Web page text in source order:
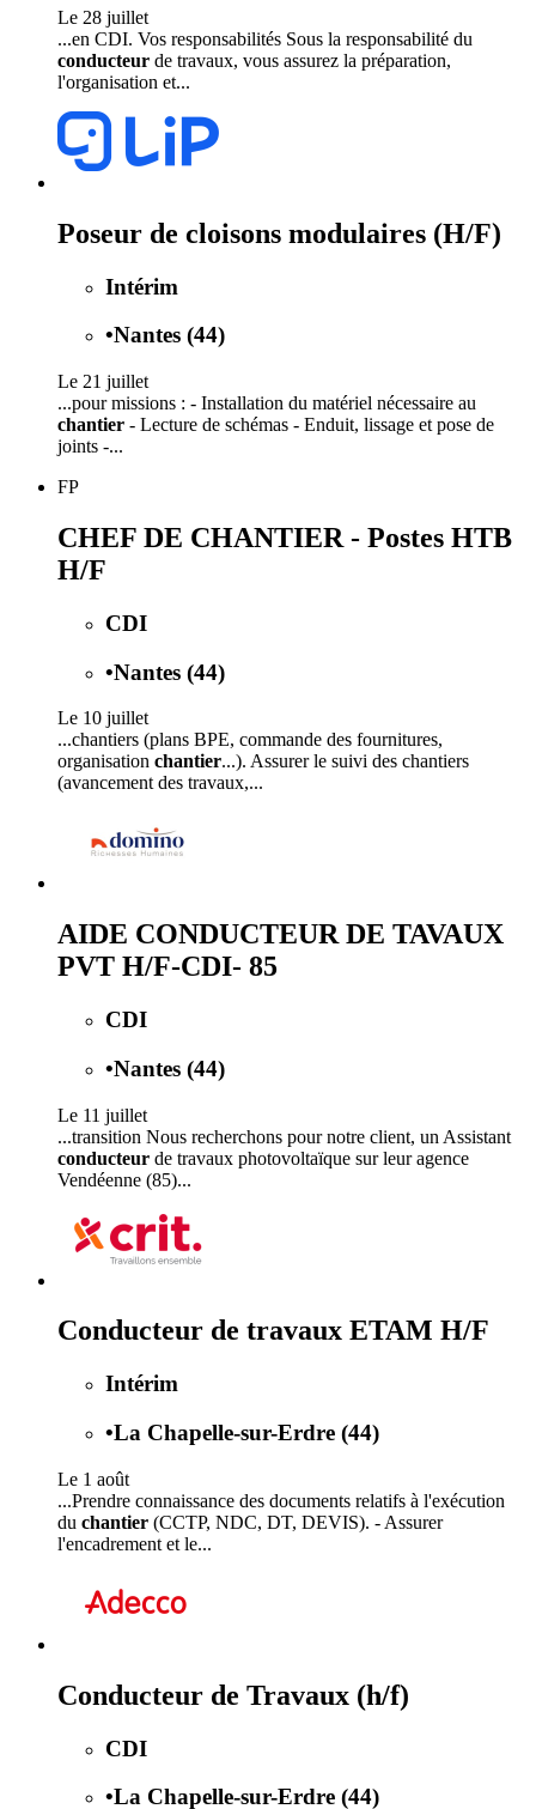
Le 28 juillet
...en CDI. Vos responsabilités Sous la responsabilité du
conducteur de travaux, vous assurez la préparation,
l'organisation et...
Poseur de cloisons modulaires (H/F)
Intérim
•Nantes (44)
Le 21 juillet
...pour missions : - Installation du matériel nécessaire au
chantier - Lecture de schémas - Enduit, lissage et pose de
joints -...
FP
CHEF DE CHANTIER - Postes HTB
H/F
CDI
•Nantes (44)
Le 10 juillet
...chantiers (plans BPE, commande des fournitures,
organisation chantier...). Assurer le suivi des chantiers
(avancement des travaux,...
AIDE CONDUCTEUR DE TAVAUX
PVT H/F-CDI- 85
CDI
•Nantes (44)
Le 11 juillet
...transition Nous recherchons pour notre client, un Assistant
conducteur de travaux photovoltaïque sur leur agence
Vendéenne (85)...
Conducteur de travaux ETAM H/F
Intérim
•La Chapelle-sur-Erdre (44)
Le 1 août
...Prendre connaissance des documents relatifs à l'exécution
du chantier (CCTP, NDC, DT, DEVIS). - Assurer
l'encadrement et le...
Conducteur de Travaux (h/f)
CDI
•La Chapelle-sur-Erdre (44)